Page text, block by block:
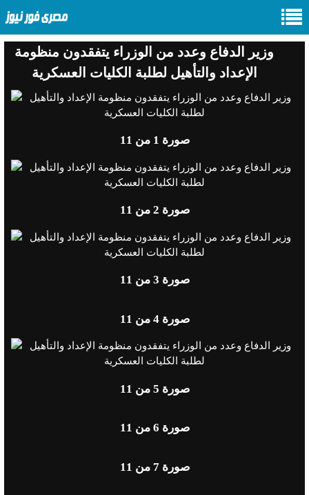
وزير الدفاع وعدد من الوزراء يتفقدون منظومة
الإعداد والتأهيل لطلبة الكليات العسكرية
صورة 1 من 11
صورة 2 من 11
صورة 3 من 11
صورة4 من 11
صورة 5 من 11
صورة 6 من 11
صورة 7 من 11